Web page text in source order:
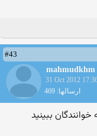
#43
31 Oct 2012
ارسالها: 469
ببینید